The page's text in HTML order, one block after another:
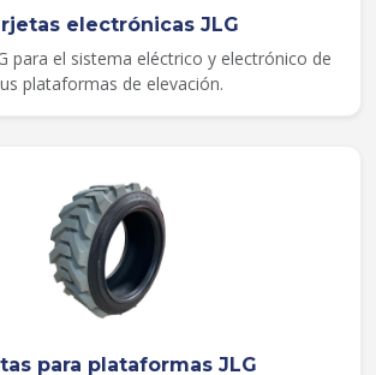
electrónicas JLG
para el sistema eléctrico y electrónico de
plataformas de elevación.
para plataformas JLG